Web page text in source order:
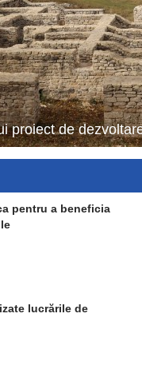
proiect de
pentru a beneficia
lucrările de